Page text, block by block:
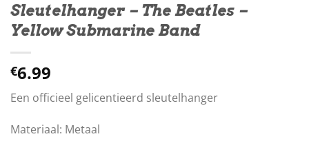
Sleutelhanger – The Beatles –
Yellow Submarine Band
€6.99
Een officieel gelicentieerd sleutelhanger
Materiaal: Metaal